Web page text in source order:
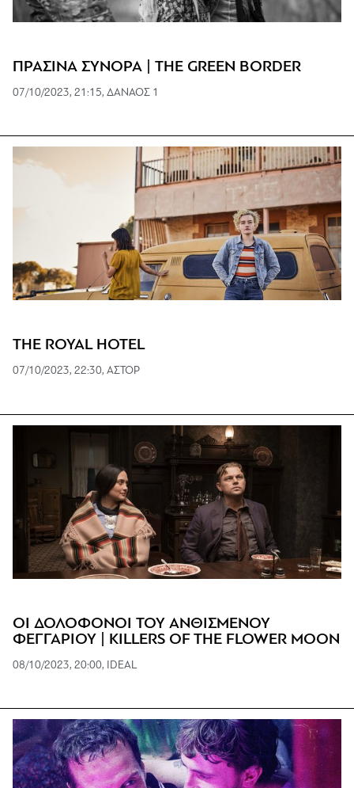
ΠΡΑΣΙΝΑ ΣΥΝΟΡΑ | THE GREEN BORDER
07/10/2023, 21:15, ΔΑΝΑΟΣ 1
THE ROYAL HOTEL
07/10/2023, 22:30, ΑΣΤΟΡ
ΟΙ ΔΟΛΟΦΟΝΟΙ ΤΟΥ ΑΝΘΙΣΜΕΝΟΥ
ΦΕΓΓΑΡΙΟΥ | KILLERS OF THE FLOWER MOON
08/10/2023, 20:00, IDEAL